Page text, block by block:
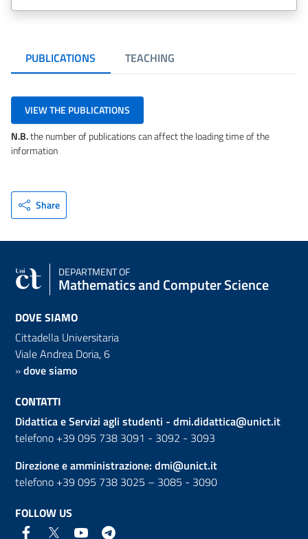
PUBLICATIONS TEACHING
VIEW THE PUBLICATIONS
N.B.the number of publications can affect the loading time of the
information
Share
DEPARTMENT OF
Mathematics and Computer Science
DOVE SIAMO
Cittadella Universitaria
Viale Andrea Doria, 6
»dove siamo
CONTATTI
Didattica e Servizi agli studenti - dmi.didattica@unict.it
telefono +39 095 738 3091 - 3092 - 3093
Direzione e amministrazione: dmi@unict.it
telefono +39 095 738 3025 – 3085 - 3090
FOLLOW US